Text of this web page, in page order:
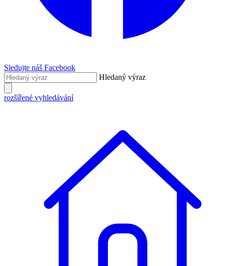
Sledujte náš Facebook
Hledaný výraz
rozšířené vyhledávání